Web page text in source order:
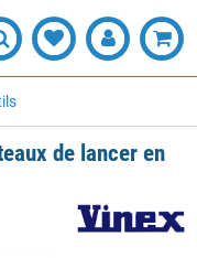
de lancer en